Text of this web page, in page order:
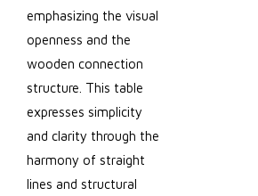
emphasizing the visual
openness and the
wooden connection
structure. This table
expresses simplicity
and clarity through the
harmony of straight
lines and structural